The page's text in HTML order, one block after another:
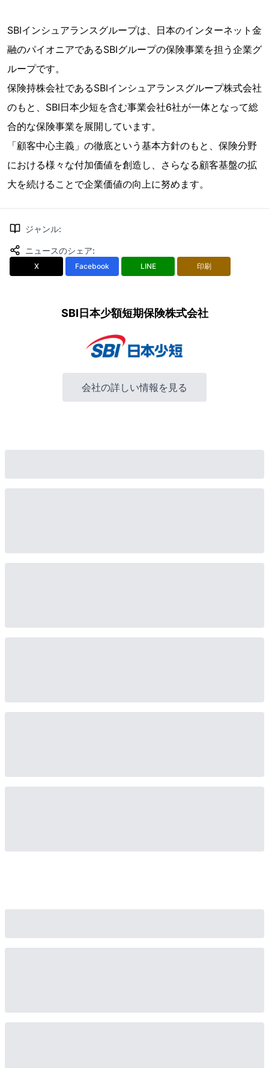
SBIインシュアランスグループは、日本のインターネット金
融のパイオニアであるSBIグループの保険事業を担う企業グ
ループです。
保険持株会社であるSBIインシュアランスグループ株式会社
のもと、SBI日本少短を含む事業会社6社が一体となって総
合的な保険事業を展開しています。
「顧客中心主義」の徹底という基本方針のもと、保険分野
における様々な付加価値を創造し、さらなる顧客基盤の拡
大を続けることで企業価値の向上に努めます。
ジャンル:
ニュースのシェア:
X Facebook LINE 印刷
SBI日本少額短期保険株式会社
会社の詳しい情報を見る